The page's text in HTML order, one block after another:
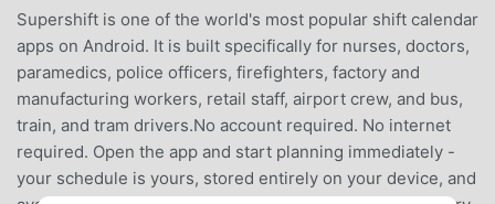
Supershift is one of the world's most popular shift calendar
apps on Android. It is built specifically for nurses, doctors,
paramedics, police officers, firefighters, factory and
manufacturing workers, retail staff, airport crew, and bus,
train, and tram drivers.No account required. No internet
required. Open the app and start planning immediately -
your schedule is yours, stored entirely on your device, and